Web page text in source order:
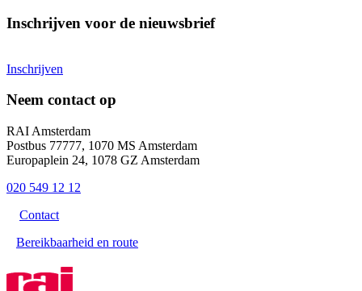
Inschrijven voor de nieuwsbrief
Inschrijven
Neem contact op
RAI Amsterdam
Postbus 77777, 1070 MS Amsterdam
Europaplein 24, 1078 GZ Amsterdam
020 549 12 12
Contact
Bereikbaarheid en route